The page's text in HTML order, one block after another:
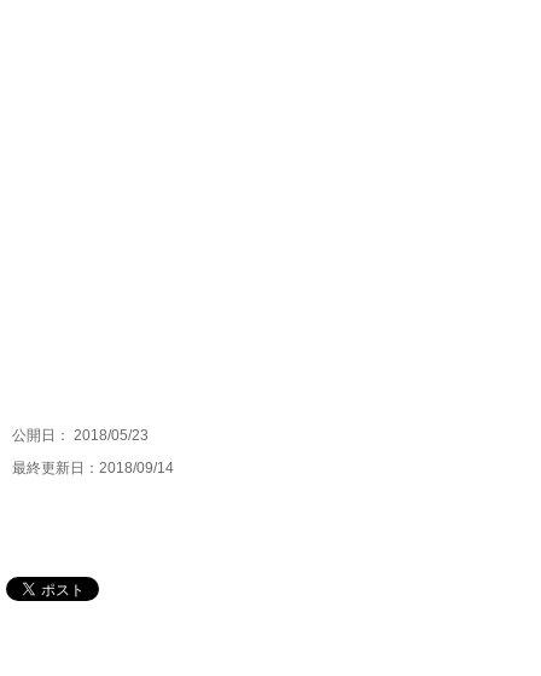
公開日： 2018/05/23
最終更新日：2018/09/14